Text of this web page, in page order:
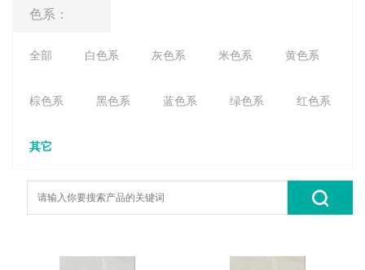
色系：
全部 白色系 灰色系 米色系 黄色系
棕色系 黑色系 蓝色系 绿色系 红色系
其它